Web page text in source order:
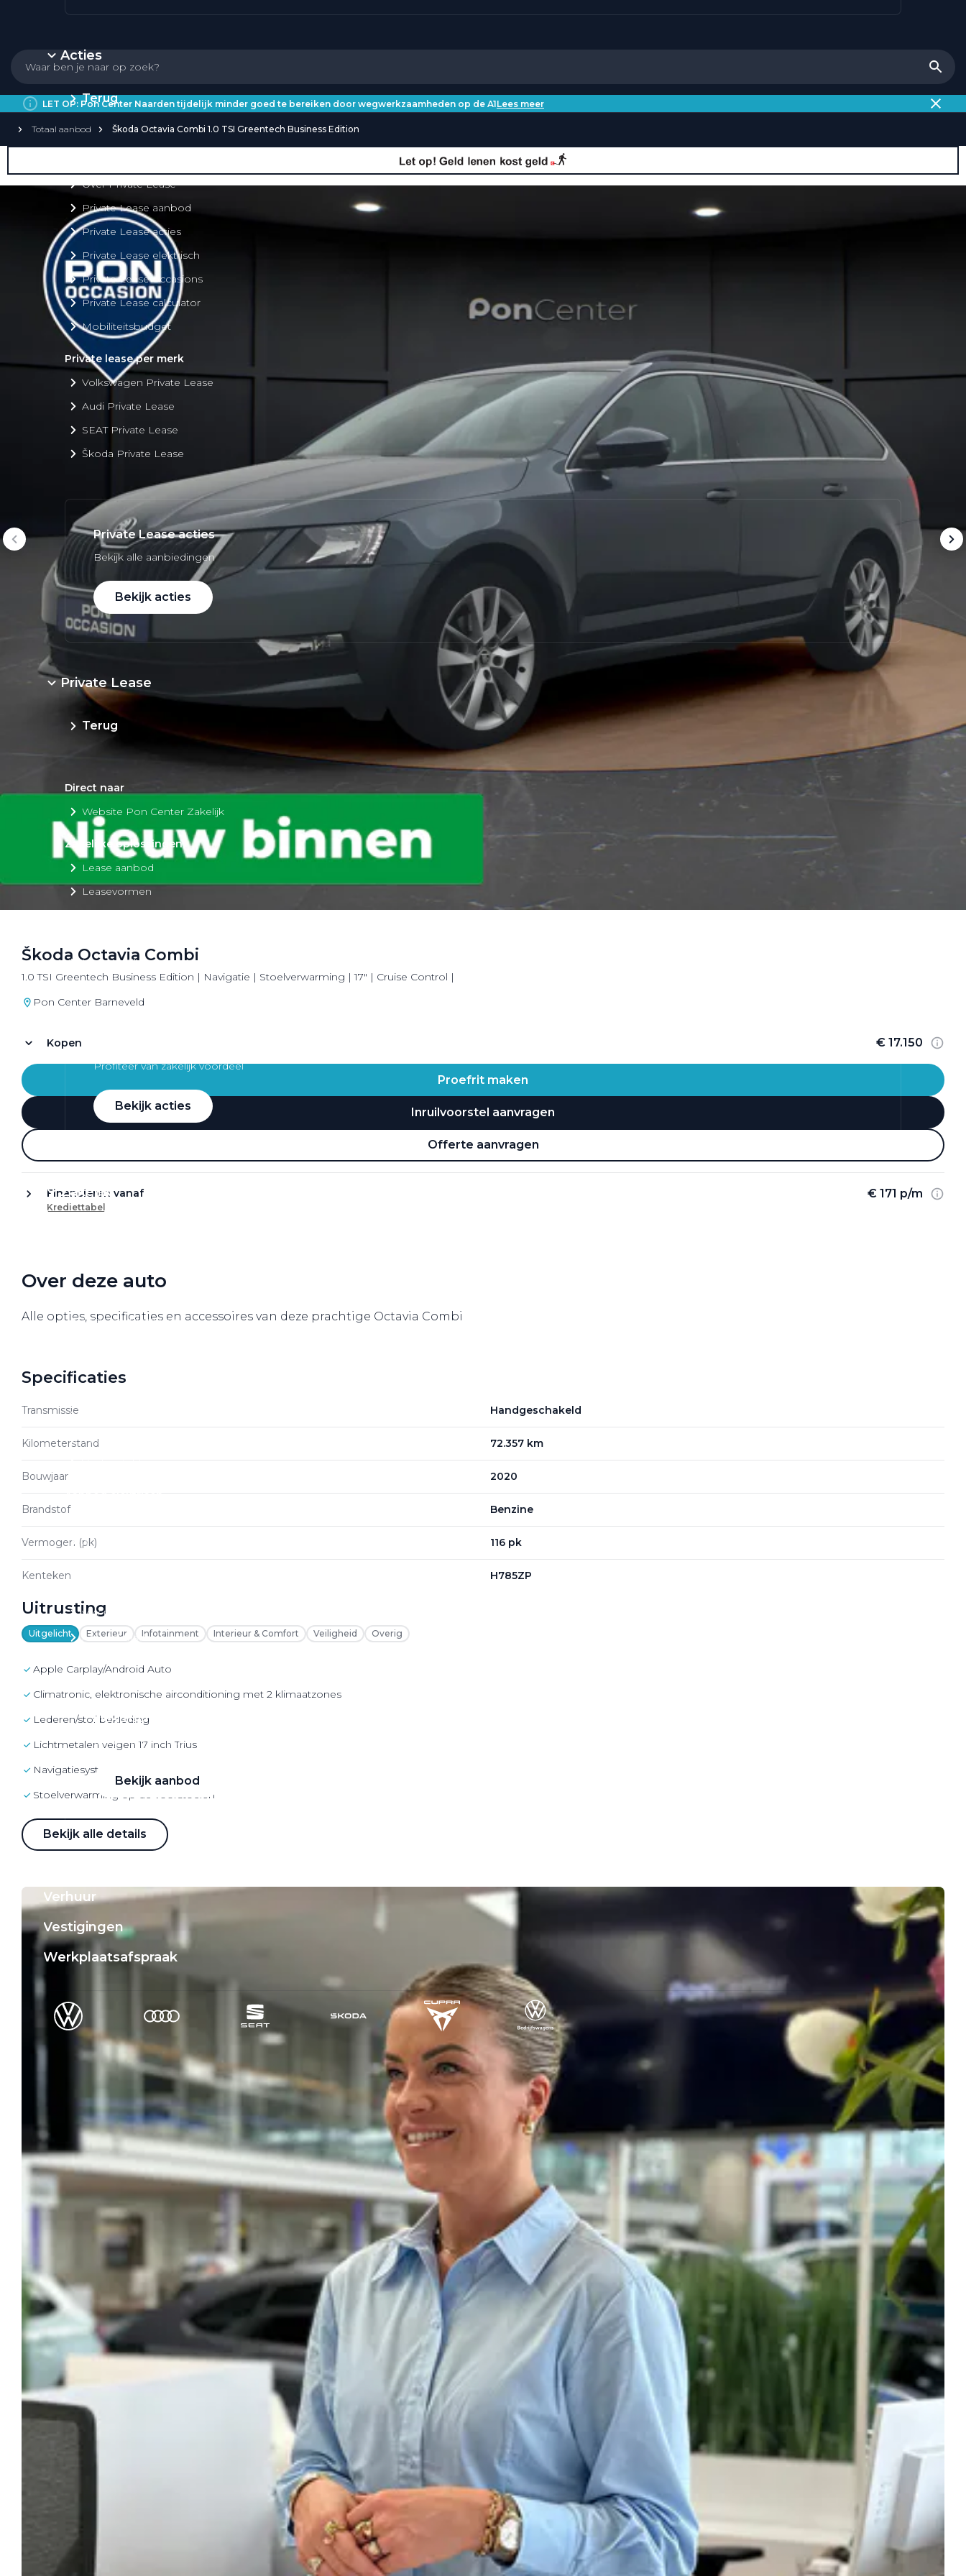
Acties
Terug
Over Private Lease
Private Lease aanbod
Private Lease acties
Private Lease elektrisch
Private Lease occasions
Private Lease calculator
Mobiliteitsbudget
Private lease per merk
Volkswagen Private Lease
Audi Private Lease
SEAT Private Lease
Škoda Private Lease
Private Lease acties
Bekijk alle aanbiedingen
Bekijk acties
Private Lease
Terug
Direct naar
Website Pon Center Zakelijk
Zakelijke oplossingen
Lease aanbod
Leasevormen
Lease a Bike
Profiteer van zakelijk voordeel
Bekijk acties
Zakelijk
Over elektrisch rijden
Onderhoud en kosten
Voordelen
Veelgestelde vragen
Aanbod elektrisch
Audi
VW Bedrijfswagens
Alle elektrische auto's
Elektrisch rijden
Bekijk ons aanbod
Bekijk aanbod
Verhuur
Vestigingen
Werkplaatsafspraak
LET OP: Pon Center Naarden tijdelijk minder goed te bereiken door wegwerkzaamheden op de A1Lees meer
Totaal aanbod Škoda Octavia Combi 1.0 TSI Greentech Business Edition
Škoda Octavia Combi
1.0 TSI Greentech Business Edition | Navigatie | Stoelverwarming | 17" | Cruise Control |
Pon Center Barneveld
Kopen € 17.150
Proefrit maken
Inruilvoorstel aanvragen
Offerte aanvragen
Financieren vanaf € 171 p/m
Krediettabel
Over deze auto
Alle opties, specificaties en accessoires van deze prachtige Octavia Combi
Specificaties
Transmissie Handgeschakeld
Kilometerstand 72.357 km
Bouwjaar 2020
Brandstof Benzine
Vermogen (pk) 116 pk
Kenteken H785ZP
Uitrusting
Uitgelicht Exterieur Infotainment Interieur & Comfort Veiligheid Overig
Apple Carplay/Android Auto
Climatronic, elektronische airconditioning met 2 klimaatzones
lederen/stof bekleding
Lichtmetalen velgen 17 inch Trius
navigatiesysteem full map
Stoelverwarming op de voorstoelen
Bekijk alle details